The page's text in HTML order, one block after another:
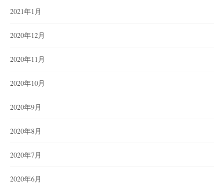
2021年1月
2020年12月
2020年11月
2020年10月
2020年9月
2020年8月
2020年7月
2020年6月